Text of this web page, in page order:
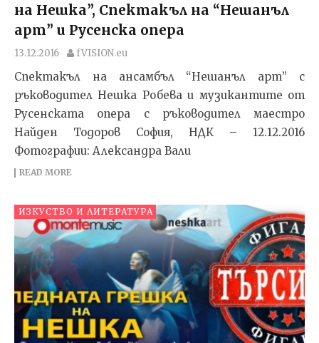
на Нешка”, Спектакъл на “Нешанъл
арт” и Русенска опера
13.12.2016 fVISION.eu
Спектакъл на ансамбъл “Нешанъл арт” с
ръководител Нешка Робева и музикантите от
Русенската опера с ръководител маестро
Найден Тодоров София, НДК – 12.12.2016
Фотографии: Александра Вали
READ MORE
ИЗКУСТВО И ЛИТЕРАТУРА